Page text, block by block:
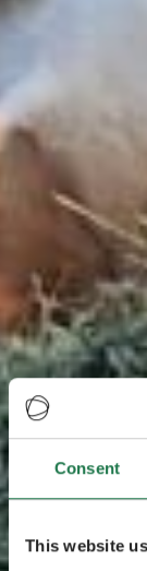
Consent
This website